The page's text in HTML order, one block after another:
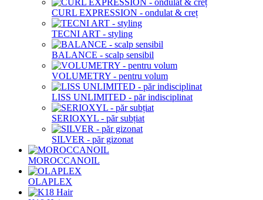
CURL EXPRESSION - ondulat & creț
TECNI ART - styling
BALANCE - scalp sensibil
VOLUMETRY - pentru volum
LISS UNLIMITED - păr indisciplinat
SERIOXYL - păr subțiat
SILVER - păr gizonat
MOROCCANOIL
OLAPLEX